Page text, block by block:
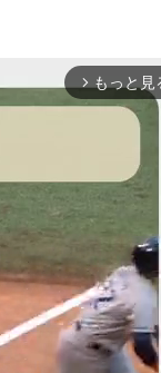
arrow_forward_ios もっと見